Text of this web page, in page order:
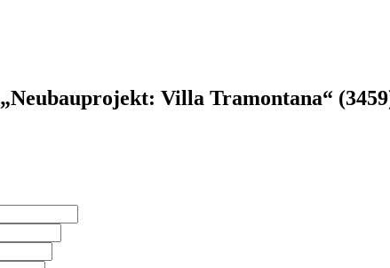
Villa Tramontana“